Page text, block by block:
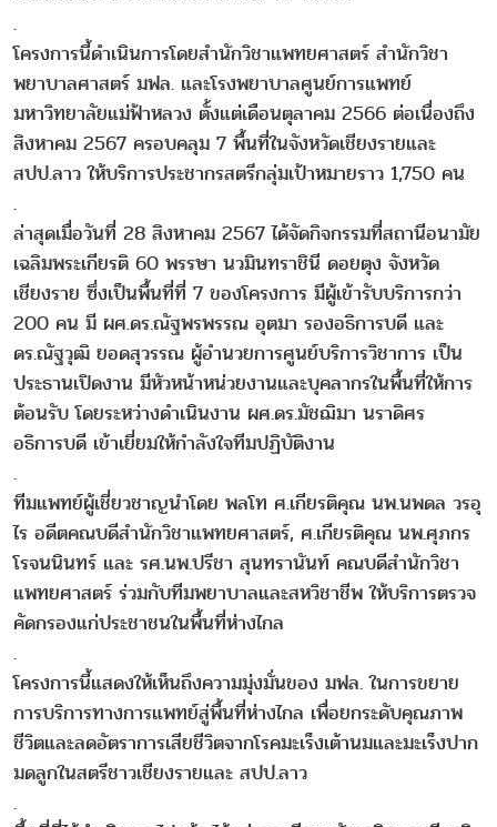
.
โครงการนี้ดำเนินการโดยสำนักวิชาแพทยศาสตร์ สำนักวิชา
พยาบาลศาสตร์ มฟล. และโรงพยาบาลศูนย์การแพทย์
มหาวิทยาลัยแม่ฟ้าหลวง ตั้งแต่เดือนตุลาคม 2566 ต่อเนื่องถึง
สิงหาคม 2567 ครอบคลุม 7 พื้นที่ในจังหวัดเชียงรายและ
สปป.ลาว ให้บริการประชากรสตรีกลุ่มเป้าหมายราว 1,750 คน
.
ล่าสุดเมื่อวันที่ 28 สิงหาคม 2567 ได้จัดกิจกรรมที่สถานีอนามัย
เฉลิมพระเกียรติ 60 พรรษา นวมินทราชินี ดอยตุง จังหวัด
เชียงราย ซึ่งเป็นพื้นที่ที่ 7 ของโครงการ มีผู้เข้ารับบริการกว่า
200 คน มี ผศ.ดร.ณัฐพรพรรณ อุตมา รองอธิการบดี และ
ดร.ณัฐวุฒิ ยอดสุวรรณ ผู้อำนวยการศูนย์บริการวิชาการ เป็น
ประธานเปิดงาน มีหัวหน้าหน่วยงานและบุคลากรในพื้นที่ให้การ
ต้อนรับ โดยระหว่างดำเนินงาน ผศ.ดร.มัชฌิมา นราดิศร
อธิการบดี เข้าเยี่ยมให้กำลังใจทีมปฏิบัติงาน
.
ทีมแพทย์ผู้เชี่ยวชาญนำโดย พลโท ศ.เกียรติคุณ นพ.นพดล วรอุ
ไร อดีตคณบดีสำนักวิชาแพทยศาสตร์, ศ.เกียรติคุณ นพ.ศุภกร
โรจนนินทร์ และ รศ.นพ.ปรีชา สุนทรานันท์ คณบดีสำนักวิชา
แพทยศาสตร์ ร่วมกับทีมพยาบาลและสหวิชาชีพ ให้บริการตรวจ
คัดกรองแก่ประชาชนในพื้นที่ห่างไกล
.
โครงการนี้แสดงให้เห็นถึงความมุ่งมั่นของ มฟล. ในการขยาย
การบริการทางการแพทย์สู่พื้นที่ห่างไกล เพื่อยกระดับคุณภาพ
ชีวิตและลดอัตราการเสียชีวิตจากโรคมะเร็งเต้านมและมะเร็งปาก
มดลูกในสตรีชาวเชียงรายและ สปป.ลาว
.